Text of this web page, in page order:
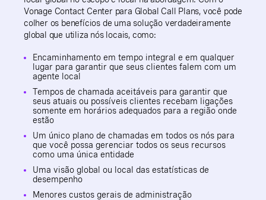
Vonage Contact Center para Global Call Plans, você pode
colher os benefícios de uma solução verdadeiramente
global que utiliza nós locais, como:
Encaminhamento em tempo integral e em qualquer
lugar para garantir que seus clientes falem com um
agente local
Tempos de chamada aceitáveis para garantir que
seus atuais ou possíveis clientes recebam ligações
somente em horários adequados para a região onde
estão
Um único plano de chamadas em todos os nós para
que você possa gerenciar todos os seus recursos
como uma única entidade
Uma visão global ou local das estatísticas de
desempenho
Menores custos gerais de administração